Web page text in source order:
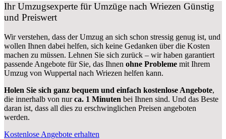
Ihr Umzugsexperte für Umzüge nach Wriezen Günstig
und Preiswert
Wir verstehen, dass der Umzug an sich schon stressig genug ist, und
wollen Ihnen dabei helfen, sich keine Gedanken über die Kosten
machen zu müssen. Lehnen Sie sich zurück – wir haben garantiert
passende Angebote für Sie, das Ihnen ohne Probleme mit Ihrem
Umzug von Wuppertal nach Wriezen helfen kann.
Holen Sie sich ganz bequem und einfach kostenlose Angebote,
die innerhalb von nurca. 1 Minuten bei Ihnen sind. Und das Beste
daran ist, dass all dies zu erschwinglichen Preisen angeboten
werden.
Kostenlose Angebote erhalten